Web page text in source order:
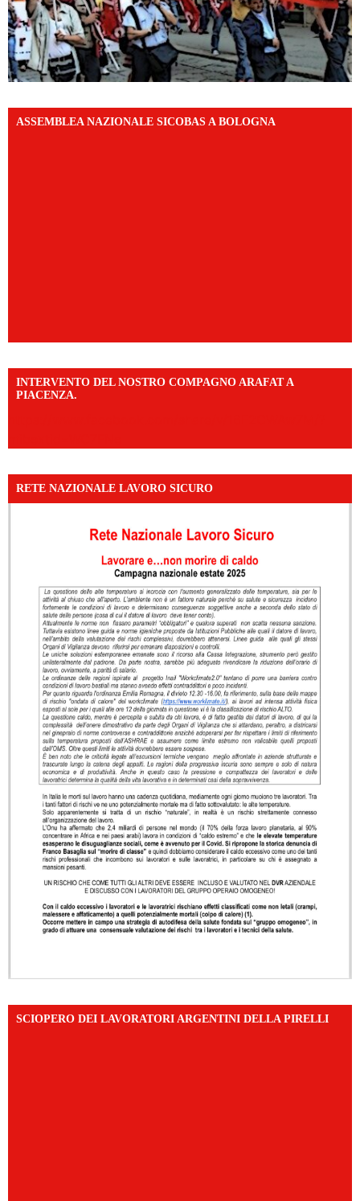
ASSEMBLEA NAZIONALE SICOBAS A BOLOGNA
INTERVENTO DEL NOSTRO COMPAGNO ARAFAT A
PIACENZA.
RETE NAZIONALE LAVORO SICURO
SCIOPERO DEI LAVORATORI ARGENTINI DELLA PIRELLI